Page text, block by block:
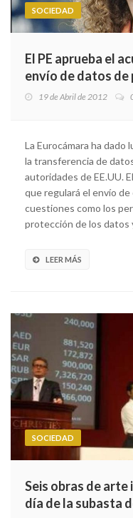
SOCIEDAD
El PE aprueba el
envío de datos de
19 de Abril de 2012
La Eurocámara ha dado
la transferencia de
autoridades de EE.UU.
que regulará el envío
cuestiones como los
protección de los datos
LEER MÁS
SOCIEDAD
Seis obras de arte
día de la subasta